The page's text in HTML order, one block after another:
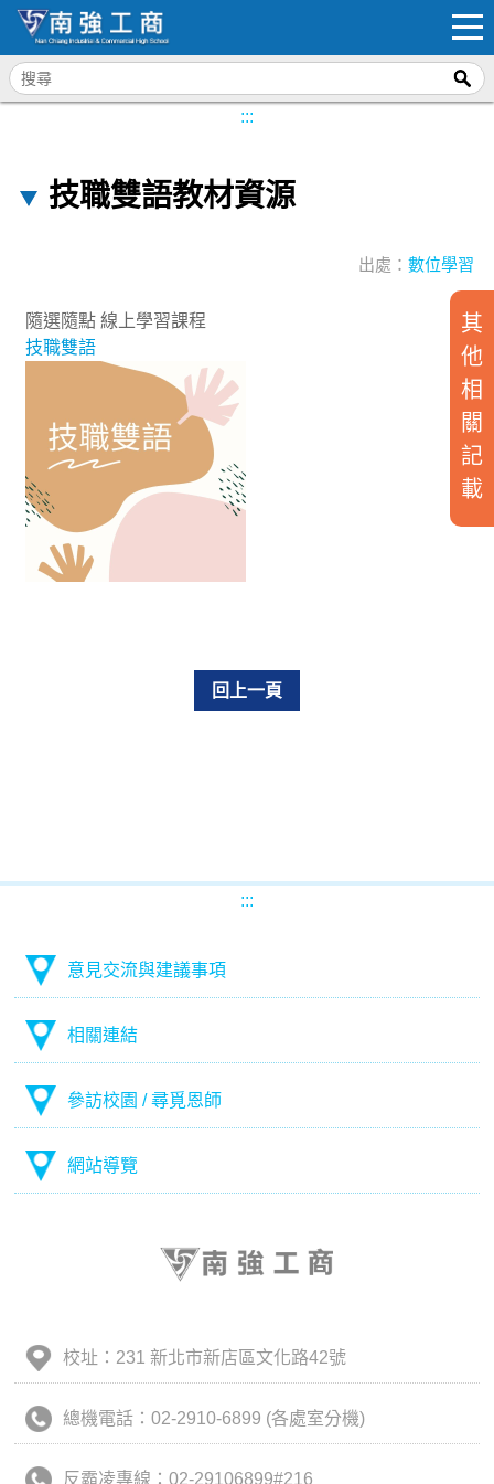
:::
技職雙語教材資源
出處：數位學習
隨選隨點 線上學習課程
技職雙語
回上一頁
:::
意見交流與建議事項
相關連結
參訪校園 / 尋覓恩師
網站導覽
校址：231 新北市新店區文化路42號
總機電話：02-2910-6899 (各處室分機)
反霸凌專線：02-29106899#216
其
他
相
關
記
載